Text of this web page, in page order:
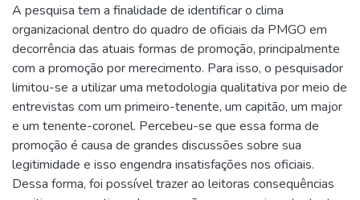
A pesquisa tem a finalidade de identificar o clima
organizacional dentro do quadro de oficiais da PMGO em
decorrência das atuais formas de promoção, principalmente
com a promoção por merecimento. Para isso, o pesquisador
limitou-se a utilizar uma metodologia qualitativa por meio de
entrevistas com um primeiro-tenente, um capitão, um major
e um tenente-coronel. Percebeu-se que essa forma de
promoção é causa de grandes discussões sobre sua
legitimidade e isso engendra insatisfações nos oficiais.
Dessa forma, foi possível trazer ao leitoras consequências